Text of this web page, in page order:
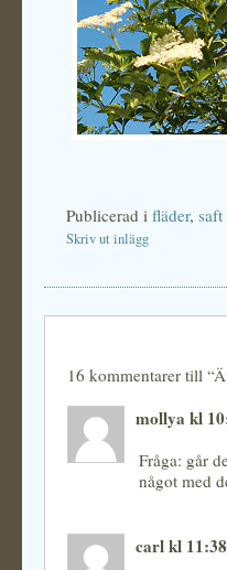
Publicerad i fläder, saft
Skriv ut inlägg
16 kommentarer till
mollya kl
Fråga: går
något med
carl kl